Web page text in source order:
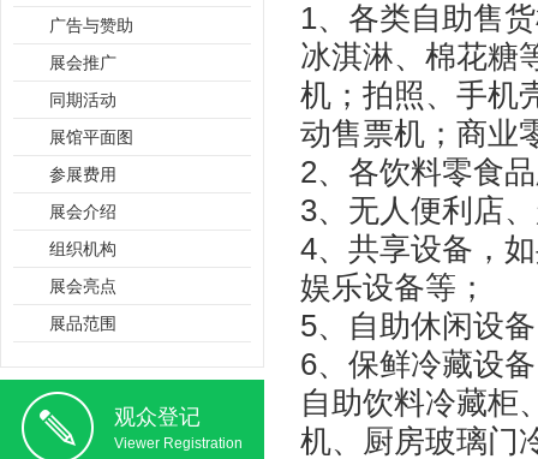
广告与赞助
展会推广
同期活动
展馆平面图
参展费用
展会介绍
组织机构
展会亮点
展品范围
观众登记
Viewer Registration
1、各类自助售
冰淇淋、棉花糖
机；拍照、手机
动售票机；商业
2、各饮料零食
3、无人便利店
4、共享设备，
娱乐设备等；
5、自助休闲设
6、保鲜冷藏设
自助饮料冷藏柜
机、厨房玻璃门